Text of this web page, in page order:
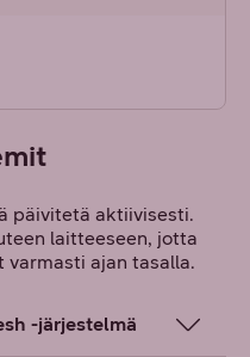
päivitetä aktiivisesti.
laitteeseen, jotta
ajan tasalla.
-järjestelmä